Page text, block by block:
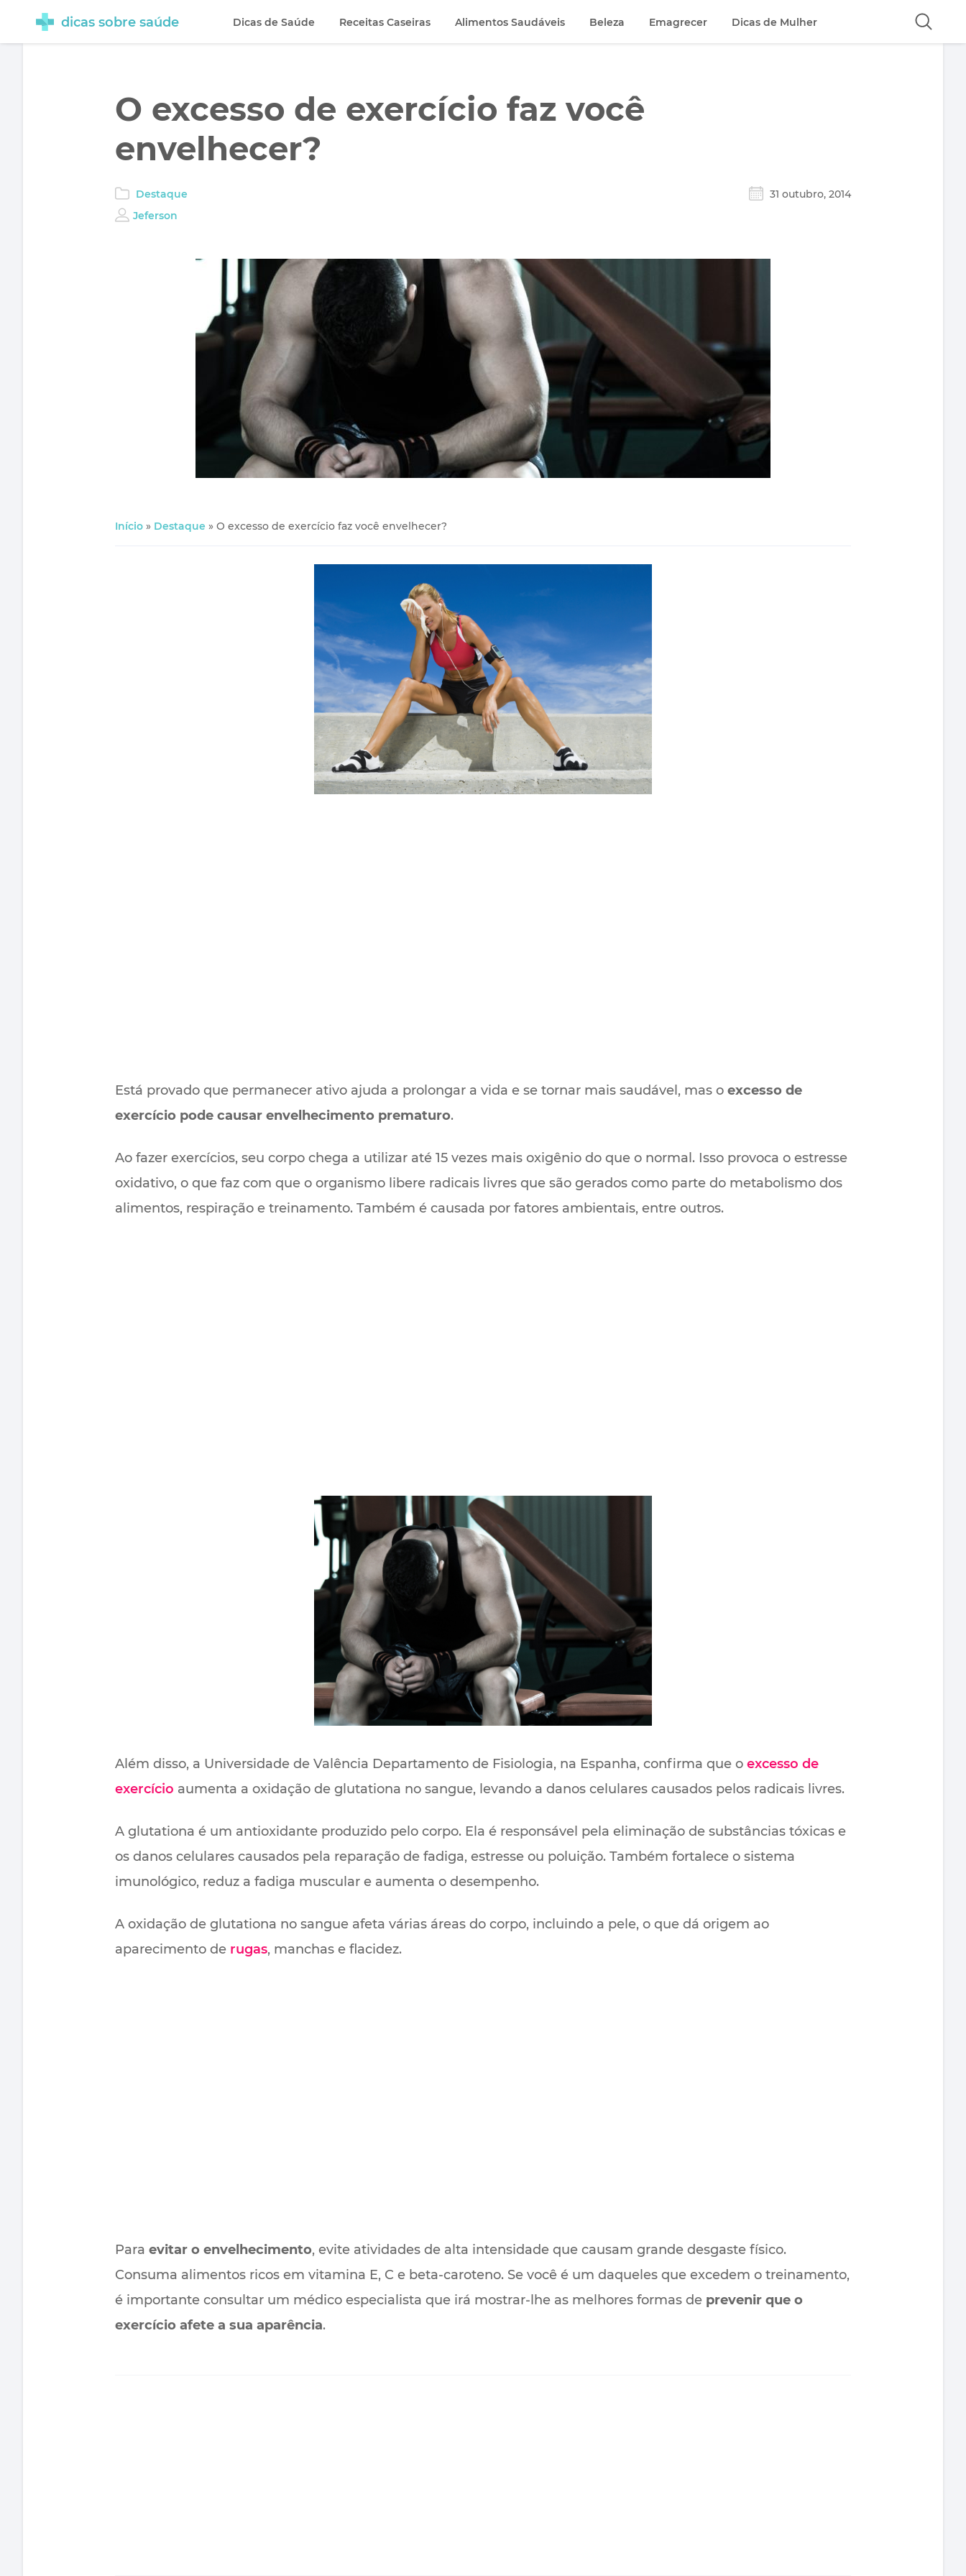
O excesso de exercício faz você
envelhecer?
Destaque
31 outubro, 2014
Jeferson
Início » Destaque » O excesso de exercício faz você envelhecer?
Está provado que permanecer ativo ajuda a prolongar a vida e se tornar mais saudável, mas o excesso de
exercício pode causar envelhecimento prematuro.
Ao fazer exercícios, seu corpo chega a utilizar até 15 vezes mais oxigênio do que o normal. Isso provoca o estresse
oxidativo, o que faz com que o organismo libere radicais livres que são gerados como parte do metabolismo dos
alimentos, respiração e treinamento. Também é causada por fatores ambientais, entre outros.
Além disso, a Universidade de Valência Departamento de Fisiologia, na Espanha, confirma que o excesso de
exercício aumenta a oxidação de glutationa no sangue, levando a danos celulares causados ​​pelos radicais livres.
A glutationa é um antioxidante produzido pelo corpo. Ela é responsável pela eliminação de substâncias tóxicas e
os danos celulares causados ​​pela reparação de fadiga, estresse ou poluição. Também fortalece o sistema
imunológico, reduz a fadiga muscular e aumenta o desempenho.
A oxidação de glutationa no sangue afeta várias áreas do corpo, incluindo a pele, o que dá origem ao
aparecimento de rugas, manchas e flacidez.
Para evitar o envelhecimento, evite atividades de alta intensidade que causam grande desgaste físico.
Consuma alimentos ricos em vitamina E, C e beta-caroteno. Se você é um daqueles que excedem o treinamento,
é importante consultar um médico especialista que irá mostrar-lhe as melhores formas de prevenir que o
exercício afete a sua aparência.
dicas sobre saúde Dicas de Saúde Receitas Caseiras Alimentos Saudáveis Beleza Emagrecer Dicas de Mulher